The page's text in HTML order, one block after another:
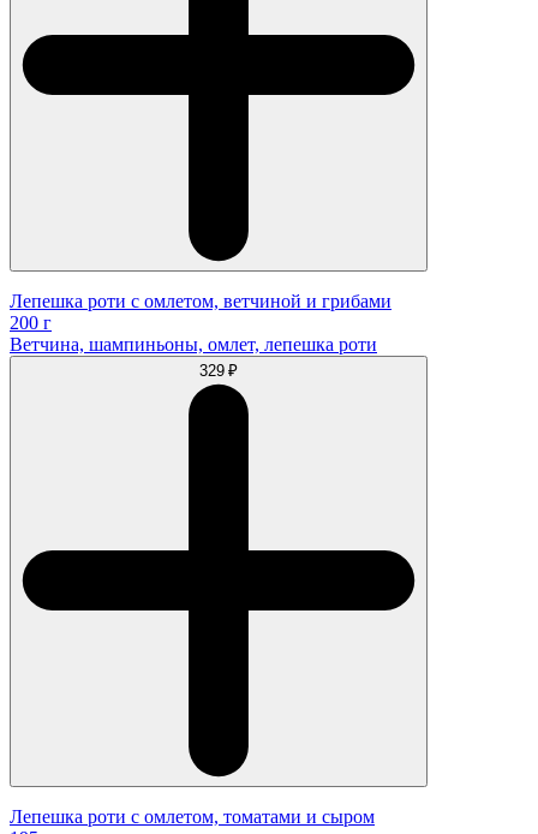
Лепешка роти с омлетом, ветчиной и грибами
200 г
Ветчина, шампиньоны, омлет, лепешка роти
329 ₽
Лепешка роти с омлетом, томатами и сыром